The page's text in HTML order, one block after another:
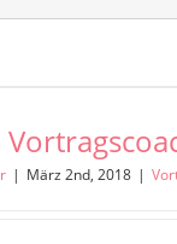
| März 2nd, 2018 |